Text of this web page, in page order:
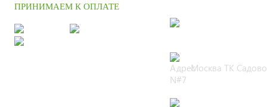
ПРИНИМАЕМ К ОПЛАТЕ
Москва ТК
N#7